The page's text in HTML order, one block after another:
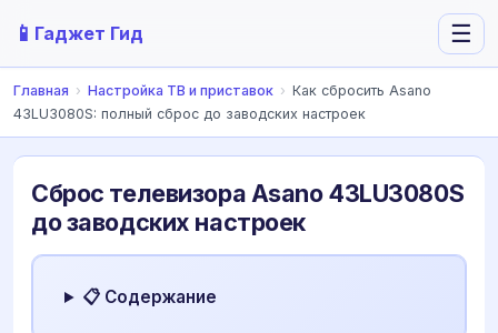
📱 Гаджет Гид ☰
Главная › Настройка ТВ и приставок › Как сбросить Asano
43LU3080S: полный сброс до заводских настроек
Сброс телевизора Asano 43LU3080S
до заводских настроек
📋 Содержание